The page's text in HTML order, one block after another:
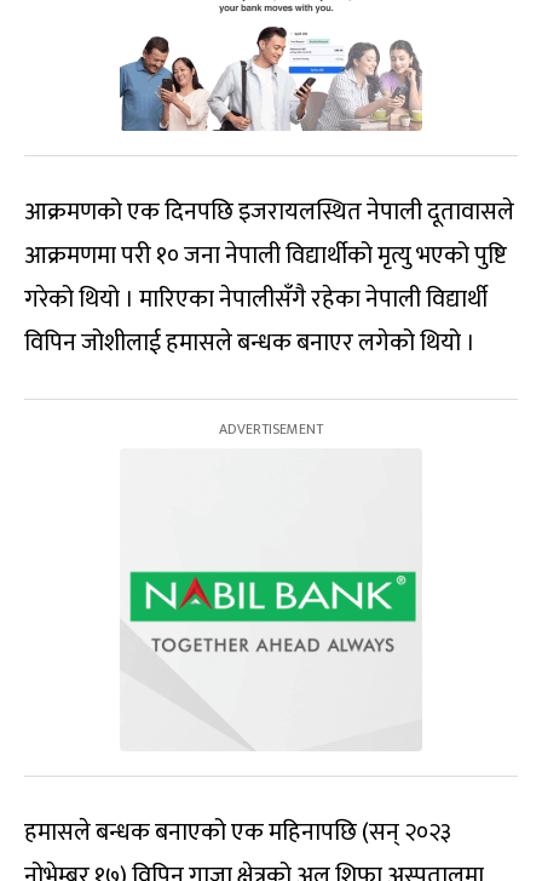
आक्रमणको एक दिनपछि इजरायलस्थित नेपाली दूतावासले
आक्रमणमा परी १० जना नेपाली विद्यार्थीको मृत्यु भएको पुष्टि
गरेको थियो । मारिएका नेपालीसँगै रहेका नेपाली विद्यार्थी
विपिन जोशीलाई हमासले बन्धक बनाएर लगेको थियो ।
हमासले बन्धक बनाएको एक महिनापछि (सन् २०२३